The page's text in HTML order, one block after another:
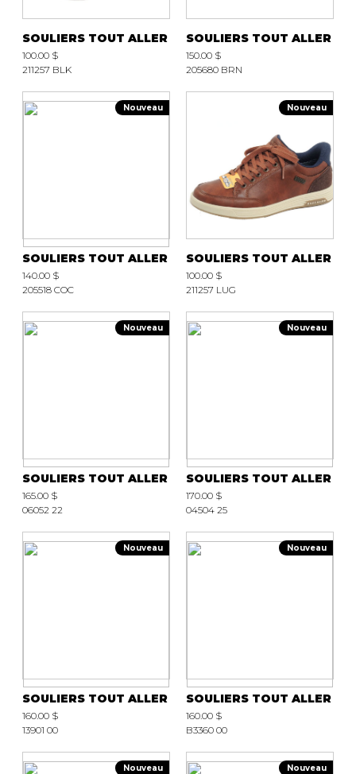
SOULIERS TOUT ALLER
100.00 $
211257 BLK
SOULIERS TOUT ALLER
150.00 $
205680 BRN
Nouveau
SOULIERS TOUT ALLER
140.00 $
205518 COC
Nouveau
SOULIERS TOUT ALLER
100.00 $
211257 LUG
Nouveau
SOULIERS TOUT ALLER
165.00 $
06052 22
Nouveau
SOULIERS TOUT ALLER
170.00 $
04504 25
Nouveau
SOULIERS TOUT ALLER
160.00 $
13901 00
Nouveau
SOULIERS TOUT ALLER
160.00 $
B3360 00
Nouveau Nouveau